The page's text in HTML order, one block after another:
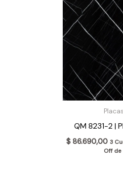
QM 8231-2 |
$ 86.690,00 3
Off